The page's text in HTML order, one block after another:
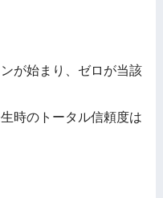
が始まり、ゼロが当該
時のトータル信頼度は